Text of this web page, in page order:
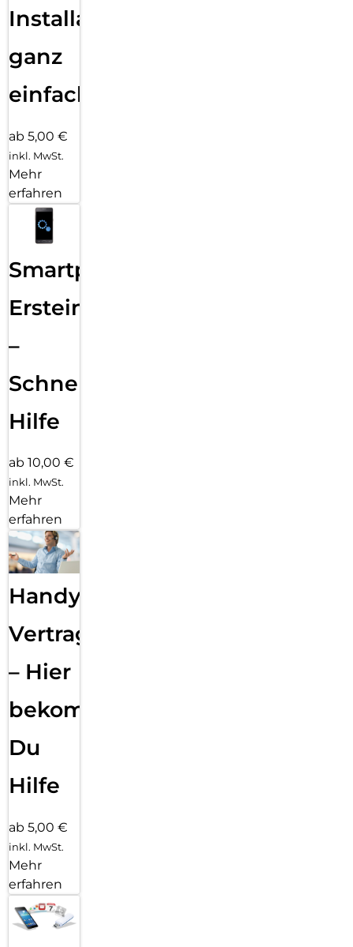
Installation
ganz
einfach
ab 5,00 €
inkl. MwSt.
Mehr
erfahren
Smartphone
Ersteinrichtung
–
Schnelle
Hilfe
ab 10,00 €
inkl. MwSt.
Mehr
erfahren
Handy
Vertragsabwicklung
– Hier
bekommst
Du
Hilfe
ab 5,00 €
inkl. MwSt.
Mehr
erfahren